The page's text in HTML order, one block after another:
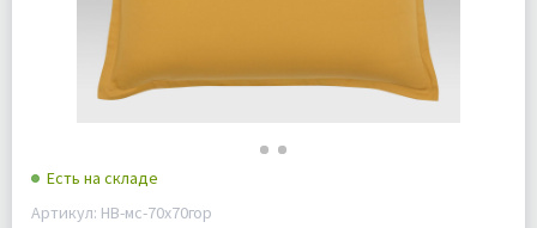
Есть на складе
Артикул: НВ-мс-70х70гор